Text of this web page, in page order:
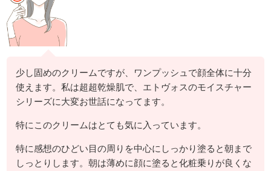
少し固めのクリームですが、ワンプッシュで顔全体に十分
使えます。私は超超乾燥肌で、エトヴォスのモイスチャー
シリーズに大変お世話になってます。
特にこのクリームはとても気に入っています。
特に感想のひどい目の周りを中心にしっかり塗ると朝まで
しっとりします。朝は薄めに顔に塗ると化粧乗りが良くな